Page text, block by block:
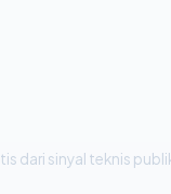
dari sinyal teknis